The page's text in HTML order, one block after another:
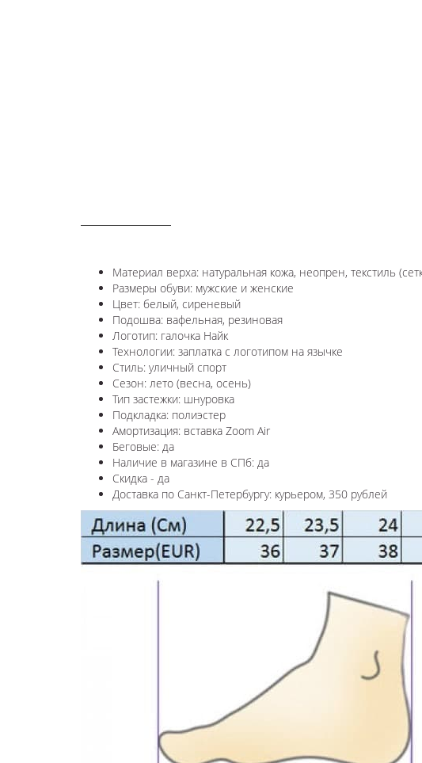
Материал верха: натуральная кожа, неопрен, текстиль
Размеры обуви: мужские и женские
Цвет: белый, сиреневый
Подошва: вафельная, резиновая
Логотип: галочка Найк
Технологии: заплатка с логотипом на язычке
Стиль: уличный спорт
Сезон: лето (весна, осень)
Тип застежки: шнуровка
Подкладка: полиэстер
Амортизация: вставка Zoom Air
Беговые: да
Наличие в магазине в СПб: да
Скидка - да
Доставка по Санкт-Петербургу: курьером, 350 рублей